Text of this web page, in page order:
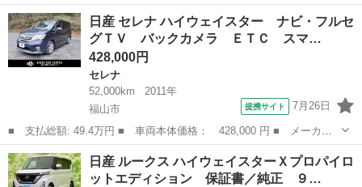
ー名： 日産 ■ 車種名： エクストレイル ■ グレード名： ２０
Ｘ 禁煙車 純正７インチナビ アラウンドビューモニター ドライ
ブレコー...
広島 福山市 エクストレイル
日産 セレナ ハイウェイスター ナビ・フルセ
グＴＶ バックカメラ ＥＴＣ スマ…
428,000円
セレナ
52,000km
2011年
福山市
提携サイト 7月26日
■ 支払総額: 49.4万円 ■ 車両本体価格： 428,000 円 ■ メーカー
名： 日産 ■ 車種名： セレナ ■ グレード名： ハイウェイスタ
ー ナビ・フルセグＴＶ バックカメラ ＥＴＣ スマートキー キ
ーレスエント...
広島 福山市 セレナ
日産 ルークス ハイウェイスターＸプロパイロ
ットエディション 保証書／純正 ９…